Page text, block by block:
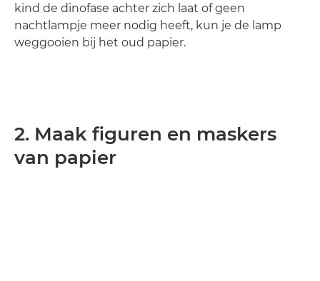
kind de dinofase achter zich laat of geen
nachtlampje meer nodig heeft, kun je de lamp
weggooien bij het oud papier.
2. Maak figuren en maskers
van papier